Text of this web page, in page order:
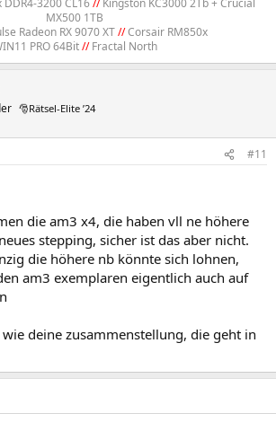
MX500 1TB
Radeon RX 9070 XT//Corsair RM850x
PRO 64Bit//Fractal North​
🎅Rätsel-Elite ’24
#11
die am3 x4, die haben vll ne höhere
stepping, sicher ist das aber nicht.
die höhere nb könnte sich lohnen,
am3 exemplaren eigentlich auch auf
wie deine zusammenstellung, die geht in